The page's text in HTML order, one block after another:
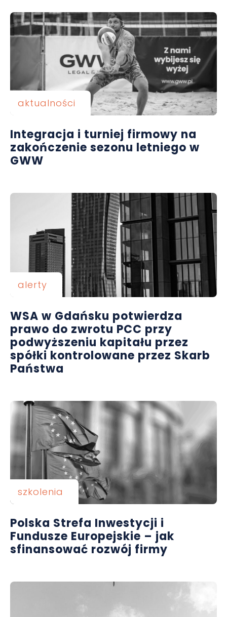
aktualności
Integracja i turniej firmowy na
zakończenie sezonu letniego w
GWW
alerty
WSA w Gdańsku potwierdza
prawo do zwrotu PCC przy
podwyższeniu kapitału przez
spółki kontrolowane przez Skarb
Państwa
szkolenia
Polska Strefa Inwestycji i
Fundusze Europejskie – jak
sfinansować rozwój firmy